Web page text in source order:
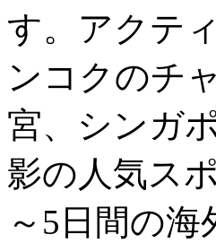
す。アクテ
ンコクのチ
宮、シンガ
影の人気ス
～5日間の